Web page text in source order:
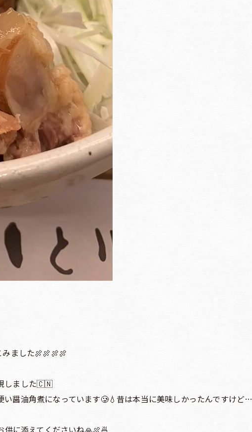
ました🍖🍖🍖🍖
しました🇨🇳
醤油角煮になっています🥲💧昔は本当に美味しかったんですけど…
に添えてくださいね🙏🍖🍜